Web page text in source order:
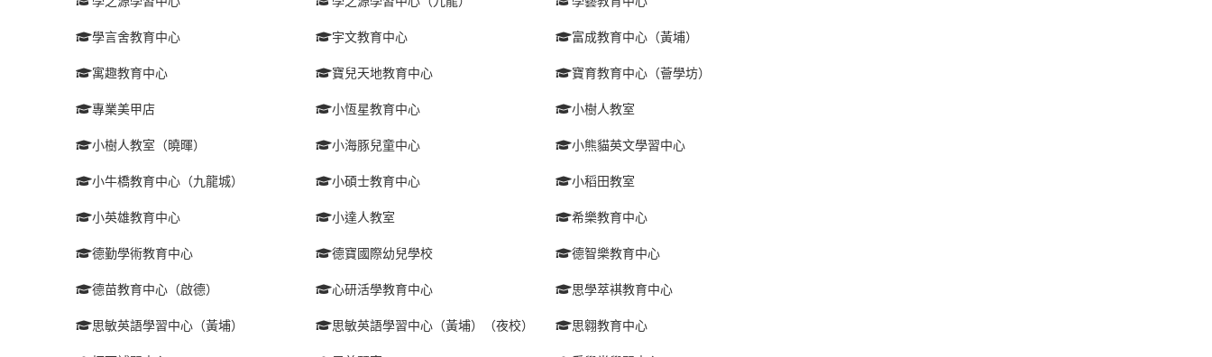
學言舍教育中心 宇文教育中心 富成教育中心（黃埔）
寓趣教育中心 寶兒天地教育中心 寶育教育中心（薈學坊）
專業美甲店 小恆星教育中心 小樹人教室
小樹人教室（曉暉） 小海豚兒童中心 小熊貓英文學習中心
小牛橋教育中心（九龍城） 小碩士教育中心 小稻田教室
小英雄教育中心 小達人教室 希樂教育中心
德勤學術教育中心 德寶國際幼兒學校 德智樂教育中心
德苗教育中心（啟德） 心研活學教育中心 思學萃褀教育中心
思敏英語學習中心（黃埔） 思敏英語學習中心（黃埔）（夜校） 思翱教育中心